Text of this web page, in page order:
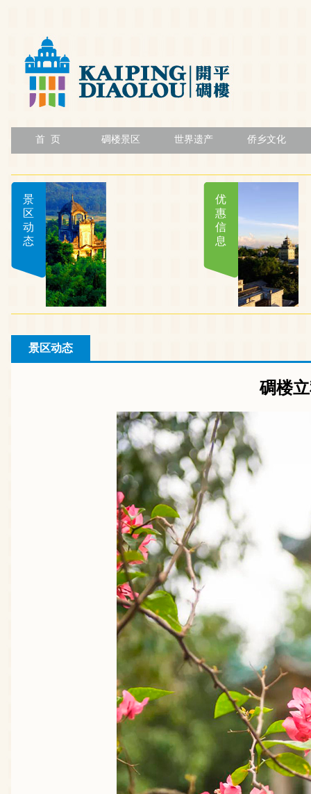
首 页 碉楼景区 世界遗产 侨乡文化
景
区
动
态
优
惠
信
息
景区动态
碉楼